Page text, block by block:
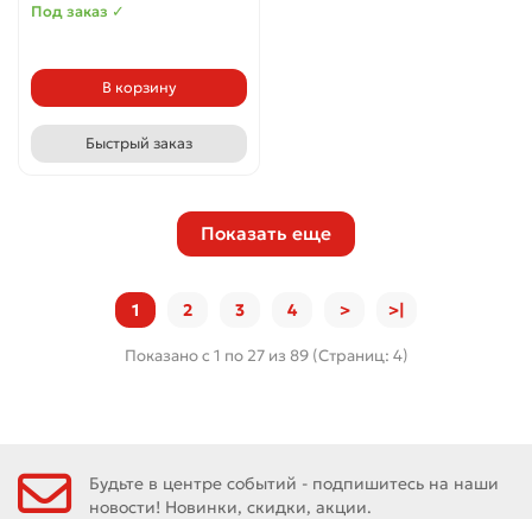
Под заказ ✓
В корзину
Быстрый заказ
Показать еще
1 2 3 4 > >|
Показано с 1 по 27 из 89 (Страниц: 4)
Будьте в центре событий - подпишитесь на наши
новости! Новинки, скидки, акции.